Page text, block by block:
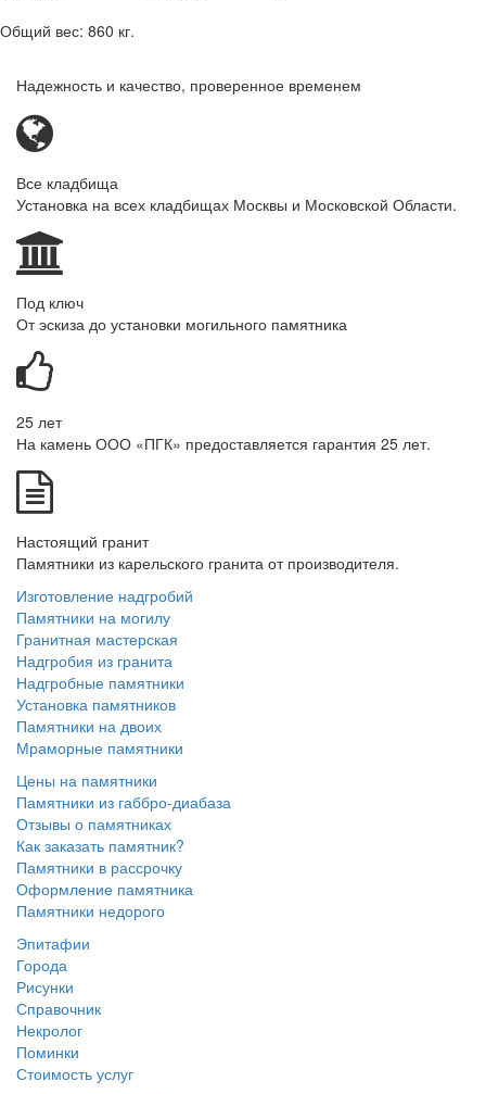
Общий вес: 860 кг.
Надежность и качество, проверенное временем
Все кладбища
Установка на всех кладбищах Москвы и Московской Области.
Под ключ
От эскиза до установки могильного памятника
25 лет
На камень ООО «ПГК» предоставляется гарантия 25 лет.
Настоящий гранит
Памятники из карельского гранита от производителя.
Изготовление надгробий
Памятники на могилу
Гранитная мастерская
Надгробия из гранита
Надгробные памятники
Установка памятников
Памятники на двоих
Мраморные памятники
Цены на памятники
Памятники из габбро-диабаза
Отзывы о памятниках
Как заказать памятник?
Памятники в рассрочку
Оформление памятника
Памятники недорого
Эпитафии
Города
Рисунки
Справочник
Некролог
Поминки
Стоимость услуг